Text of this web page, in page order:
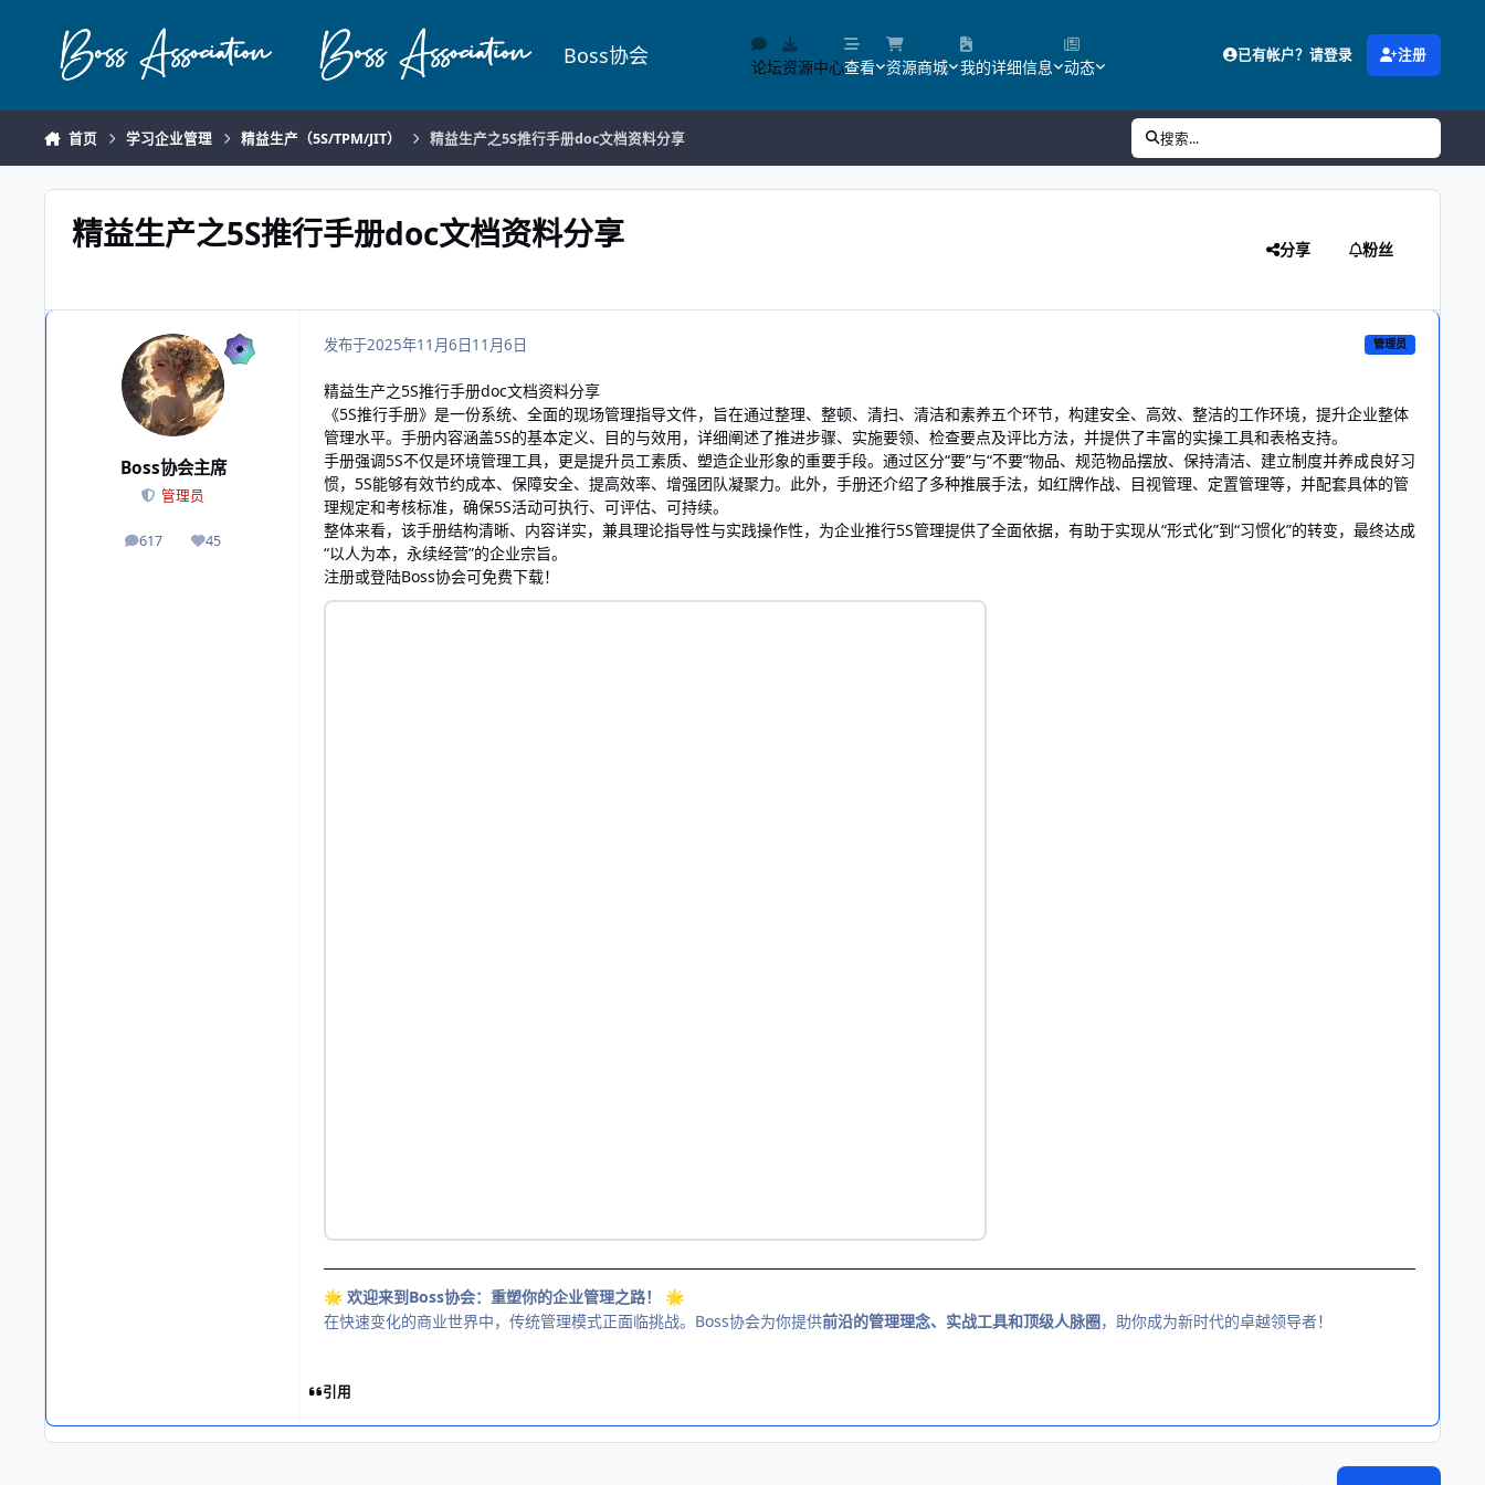
Boss协会 论坛资源中心查看 资源商城 我的详细信息 动态
已有帐户？请登录 注册
首页 学习企业管理 精益生产（5S/TPM/JIT） 精益生产之5S推行手册doc文档资料分享 搜索...
精益生产之5S推行手册doc文档资料分享 分享 粉丝
Boss协会主席
管理员
617
帖子 45
声誉
发布于2025年11月6日11月6日 管理员
精益生产之5S推行手册doc文档资料分享
《5S推行手册》是一份系统、全面的现场管理指导文件，旨在通过整理、整顿、清扫、清洁和素养五个环节，构建安全、高效、整洁的工作环境，提升企业整体
管理水平。手册内容涵盖5S的基本定义、目的与效用，详细阐述了推进步骤、实施要领、检查要点及评比方法，并提供了丰富的实操工具和表格支持。
手册强调5S不仅是环境管理工具，更是提升员工素质、塑造企业形象的重要手段。通过区分“要”与“不要”物品、规范物品摆放、保持清洁、建立制度并养成良好习
惯，5S能够有效节约成本、保障安全、提高效率、增强团队凝聚力。此外，手册还介绍了多种推展手法，如红牌作战、目视管理、定置管理等，并配套具体的管
理规定和考核标准，确保5S活动可执行、可评估、可持续。
整体来看，该手册结构清晰、内容详实，兼具理论指导性与实践操作性，为企业推行5S管理提供了全面依据，有助于实现从“形式化”到“习惯化”的转变，最终达成
“以人为本，永续经营”的企业宗旨。
注册或登陆Boss协会可免费下载！
🌟 欢迎来到Boss协会：重塑你的企业管理之路！ 🌟
在快速变化的商业世界中，传统管理模式正面临挑战。Boss协会为你提供前沿的管理理念、实战工具和顶级人脉圈，助你成为新时代的卓越领导者！
引用